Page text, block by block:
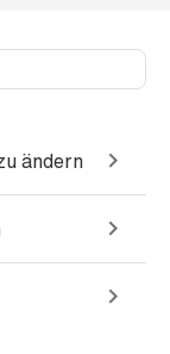
ändern